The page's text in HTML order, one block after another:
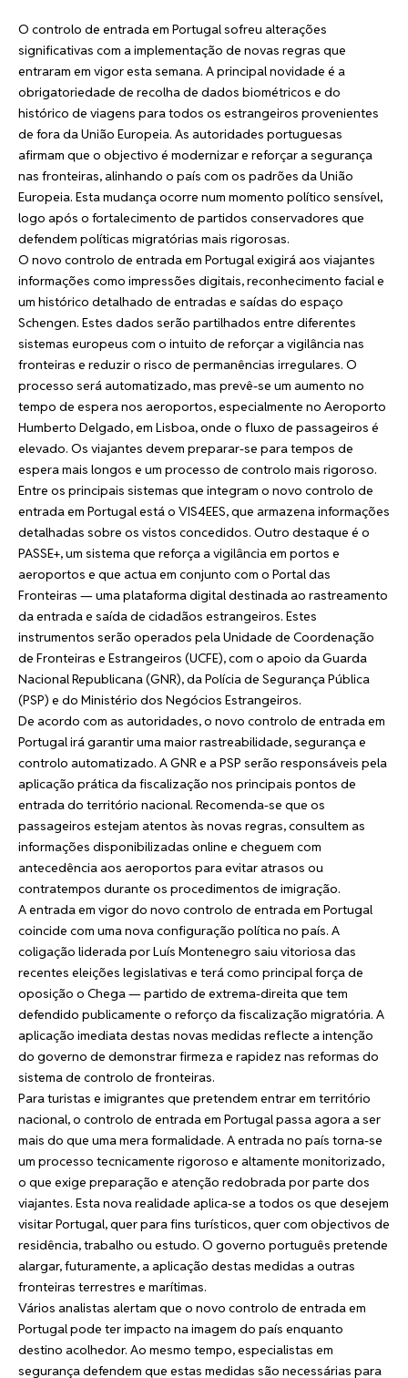
O controlo de entrada em Portugal sofreu alterações
significativas com a implementação de novas regras que
entraram em vigor esta semana. A principal novidade é a
obrigatoriedade de recolha de dados biométricos e do
histórico de viagens para todos os estrangeiros provenientes
de fora da União Europeia. As autoridades portuguesas
afirmam que o objectivo é modernizar e reforçar a segurança
nas fronteiras, alinhando o país com os padrões da União
Europeia. Esta mudança ocorre num momento político sensível,
logo após o fortalecimento de partidos conservadores que
defendem políticas migratórias mais rigorosas.
O novo controlo de entrada em Portugal exigirá aos viajantes
informações como impressões digitais, reconhecimento facial e
um histórico detalhado de entradas e saídas do espaço
Schengen. Estes dados serão partilhados entre diferentes
sistemas europeus com o intuito de reforçar a vigilância nas
fronteiras e reduzir o risco de permanências irregulares. O
processo será automatizado, mas prevê-se um aumento no
tempo de espera nos aeroportos, especialmente no Aeroporto
Humberto Delgado, em Lisboa, onde o fluxo de passageiros é
elevado. Os viajantes devem preparar-se para tempos de
espera mais longos e um processo de controlo mais rigoroso.
Entre os principais sistemas que integram o novo controlo de
entrada em Portugal está o VIS4EES, que armazena informações
detalhadas sobre os vistos concedidos. Outro destaque é o
PASSE+, um sistema que reforça a vigilância em portos e
aeroportos e que actua em conjunto com o Portal das
Fronteiras — uma plataforma digital destinada ao rastreamento
da entrada e saída de cidadãos estrangeiros. Estes
instrumentos serão operados pela Unidade de Coordenação
de Fronteiras e Estrangeiros (UCFE), com o apoio da Guarda
Nacional Republicana (GNR), da Polícia de Segurança Pública
(PSP) e do Ministério dos Negócios Estrangeiros.
De acordo com as autoridades, o novo controlo de entrada em
Portugal irá garantir uma maior rastreabilidade, segurança e
controlo automatizado. A GNR e a PSP serão responsáveis pela
aplicação prática da fiscalização nos principais pontos de
entrada do território nacional. Recomenda-se que os
passageiros estejam atentos às novas regras, consultem as
informações disponibilizadas online e cheguem com
antecedência aos aeroportos para evitar atrasos ou
contratempos durante os procedimentos de imigração.
A entrada em vigor do novo controlo de entrada em Portugal
coincide com uma nova configuração política no país. A
coligação liderada por Luís Montenegro saiu vitoriosa das
recentes eleições legislativas e terá como principal força de
oposição o Chega — partido de extrema-direita que tem
defendido publicamente o reforço da fiscalização migratória. A
aplicação imediata destas novas medidas reflecte a intenção
do governo de demonstrar firmeza e rapidez nas reformas do
sistema de controlo de fronteiras.
Para turistas e imigrantes que pretendem entrar em território
nacional, o controlo de entrada em Portugal passa agora a ser
mais do que uma mera formalidade. A entrada no país torna-se
um processo tecnicamente rigoroso e altamente monitorizado,
o que exige preparação e atenção redobrada por parte dos
viajantes. Esta nova realidade aplica-se a todos os que desejem
visitar Portugal, quer para fins turísticos, quer com objectivos de
residência, trabalho ou estudo. O governo português pretende
alargar, futuramente, a aplicação destas medidas a outras
fronteiras terrestres e marítimas.
Vários analistas alertam que o novo controlo de entrada em
Portugal pode ter impacto na imagem do país enquanto
destino acolhedor. Ao mesmo tempo, especialistas em
segurança defendem que estas medidas são necessárias para